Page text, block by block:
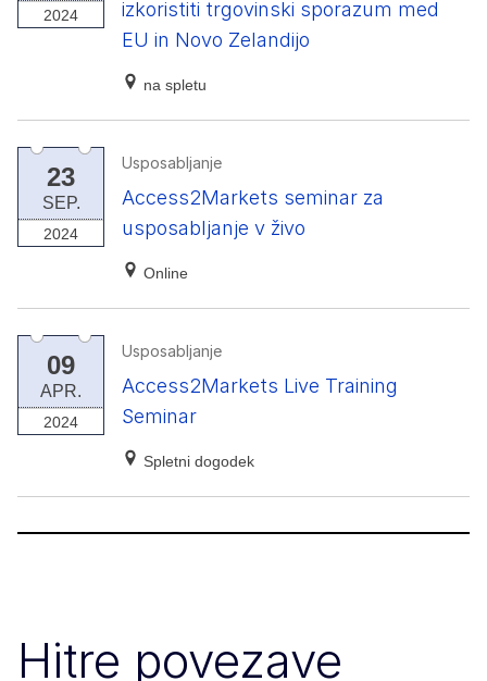
2024
izkoristiti trgovinski sporazum med
EU in Novo Zelandijo
na spletu
23
SEP.
2024
Usposabljanje
Access2Markets seminar za
usposabljanje v živo
Online
09
APR.
2024
Usposabljanje
Access2Markets Live Training
Seminar
Spletni dogodek
Hitre povezave